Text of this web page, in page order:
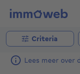
Criteria
Lees meer over